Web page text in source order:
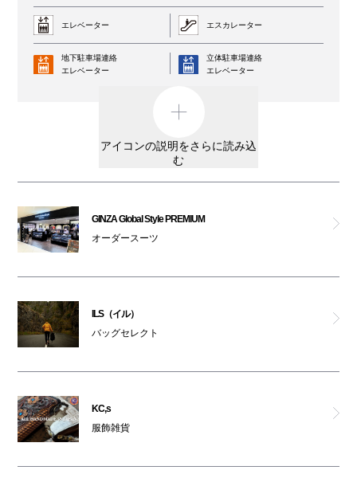
スターレイ
アーケロン
ヒノヤ
ラグタグ
フォルムアイ ジェニュイン
ディーゼル
アヴァランチ ゴールド＆ジュエリー
エレベーター エスカレーター
地下駐車場連絡
エレベーター
立体駐車場連絡
エレベーター
外貨両替機 男女トイレ
親子トイレ
オムツ交換台
ATM
（パークスガーデン含む）
ペットはキャリーバッグに入れてご入館ください
アイコンの説明をさらに読み込
む
GINZA Global Style PREMIUM
オーダースーツ
ILS（イル）
バッグセレクト
KC,s
服飾雑貨